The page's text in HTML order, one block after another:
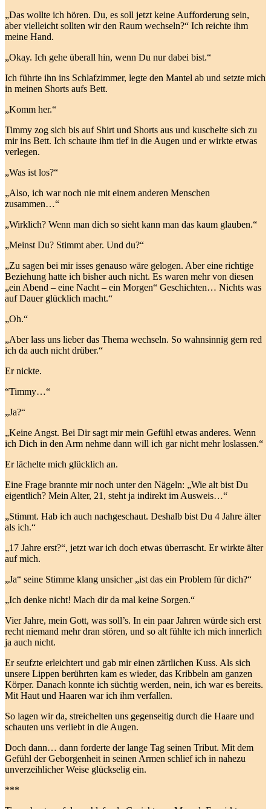
„Das wollte ich hören. Du, es soll jetzt keine Aufforderung sein,
aber vielleicht sollten wir den Raum wechseln?“ Ich reichte ihm
meine Hand.
„Okay. Ich gehe überall hin, wenn Du nur dabei bist.“
Ich führte ihn ins Schlafzimmer, legte den Mantel ab und setzte mich
in meinen Shorts aufs Bett.
„Komm her.“
Timmy zog sich bis auf Shirt und Shorts aus und kuschelte sich zu
mir ins Bett. Ich schaute ihm tief in die Augen und er wirkte etwas
verlegen.
„Was ist los?“
„Also, ich war noch nie mit einem anderen Menschen
zusammen…“
„Wirklich? Wenn man dich so sieht kann man das kaum glauben.“
„Meinst Du? Stimmt aber. Und du?“
„Zu sagen bei mir isses genauso wäre gelogen. Aber eine richtige
Beziehung hatte ich bisher auch nicht. Es waren mehr von diesen
„ein Abend – eine Nacht – ein Morgen“ Geschichten… Nichts was
auf Dauer glücklich macht.“
„Oh.“
„Aber lass uns lieber das Thema wechseln. So wahnsinnig gern red
ich da auch nicht drüber.“
Er nickte.
“Timmy…“
„Ja?“
„Keine Angst. Bei Dir sagt mir mein Gefühl etwas anderes. Wenn
ich Dich in den Arm nehme dann will ich gar nicht mehr loslassen.“
Er lächelte mich glücklich an.
Eine Frage brannte mir noch unter den Nägeln: „Wie alt bist Du
eigentlich? Mein Alter, 21, steht ja indirekt im Ausweis…“
„Stimmt. Hab ich auch nachgeschaut. Deshalb bist Du 4 Jahre älter
als ich.“
„17 Jahre erst?“, jetzt war ich doch etwas überrascht. Er wirkte älter
auf mich.
„Ja“ seine Stimme klang unsicher „ist das ein Problem für dich?“
„Ich denke nicht! Mach dir da mal keine Sorgen.“
Vier Jahre, mein Gott, was soll’s. In ein paar Jahren würde sich erst
recht niemand mehr dran stören, und so alt fühlte ich mich innerlich
ja auch nicht.
Er seufzte erleichtert und gab mir einen zärtlichen Kuss. Als sich
unsere Lippen berührten kam es wieder, das Kribbeln am ganzen
Körper. Danach konnte ich süchtig werden, nein, ich war es bereits.
Mit Haut und Haaren war ich ihm verfallen.
So lagen wir da, streichelten uns gegenseitig durch die Haare und
schauten uns verliebt in die Augen.
Doch dann… dann forderte der lange Tag seinen Tribut. Mit dem
Gefühl der Geborgenheit in seinen Armen schlief ich in nahezu
unverzeihlicher Weise glückselig ein.
***